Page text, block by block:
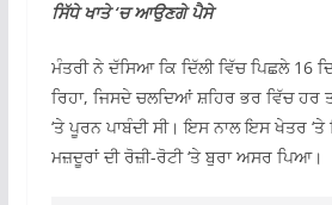
ਸਿੱਧੇ ਖਾਤੇ ‘ਚ ਆਉਣਗੇ ਪੈਸੇ
ਮੰਤਰੀ ਨੇ ਦੱਸਿਆ ਕਿ ਦਿੱਲੀ ਵਿੱਚ ਪਿਛਲੇ 16
ਰਿਹਾ, ਜਿਸਦੇ ਚਲਦਿਆਂ ਸ਼ਹਿਰ ਭਰ ਵਿੱਚ ਹਰ
‘ਤੇ ਪੂਰਨ ਪਾਬੰਦੀ ਸੀ। ਇਸ ਨਾਲ ਇਸ ਖੇਤਰ ‘ਤੇ
ਮਜ਼ਦੂਰਾਂ ਦੀ ਰੋਜ਼ੀ-ਰੋਟੀ ‘ਤੇ ਬੁਰਾ ਅਸਰ ਪਿਆ।